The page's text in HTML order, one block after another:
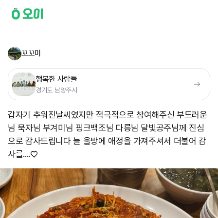
꼬꼬미
행복한 사람들
경기도 남양주시
갑자기 추워진날씨였지만 적극적으로 참여해주신 부드러운
님 묵자님 부겨미님 핑크백조님 다릉님 달빛공주님께 진심
으로 감사드립니다 늘 울방에 애정을 가져주셔서 더불어 감
사를....♡